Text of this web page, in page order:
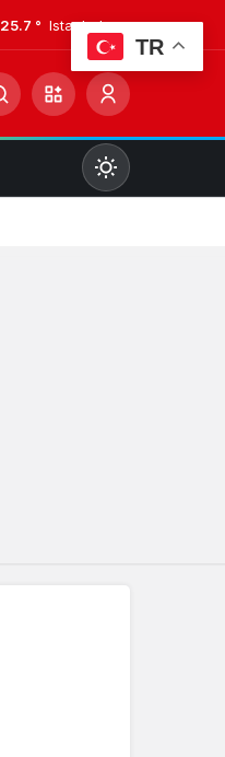
25.7 ° Istanbul
Mod
değiştir
TR